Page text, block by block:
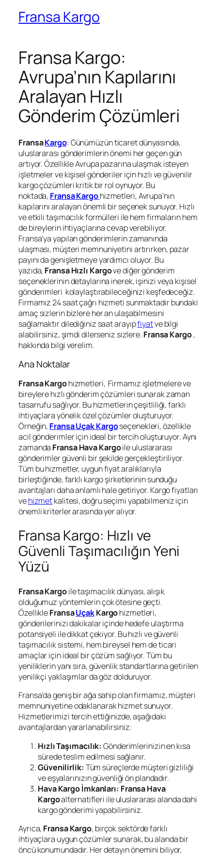
Fransa Kargo
Fransa Kargo:
Avrupa’nın Kapılarını
Aralayan Hızlı
Gönderim Çözümleri
FransaKargo: Günümüzün ticaret dünyasında,
uluslararası gönderimlerin önemi her geçen gün
artıyor. Özellikle Avrupa pazarına ulaşmak isteyen
işletmeler ve kişisel gönderiler için hızlı ve güvenilir
kargo çözümleri kritik bir rol oynuyor. Bu
noktada, Fransa Kargohizmetleri, Avrupa’nın
kapılarını aralayan önemli bir seçenek sunuyor. Hızlı
ve etkili taşımacılık formülleri ile hem firmaların hem
de bireylerin ihtiyaçlarına cevap verebiliyor.
Fransa’ya yapılan gönderimlerin zamanında
ulaşması, müşteri memnuniyetini artırırken, pazar
payını da genişletmeye yardımcı oluyor. Bu
yazıda, Fransa Hızlı Kargove diğer gönderim
seçeneklerinin detaylarına inerek, işinizi veya kişisel
gönderimleri kolaylaştırabileceğinizi keşfedeceğiz.
Firmamız 24 saat çağrı hizmeti sunmaktadır bundaki
amaç sizlerin bizlere her an ulaşabilmesini
sağlamaktır dilediğiniz saat arayıpfiyatve bilgi
alabilirsiniz, şimdi dilerseniz sizlere. Fransa Kargo,
hakkında bilgi verelim.
Ana Noktalar
Fransa Kargohizmetleri, Firmamız işletmelere ve
bireylere hızlı gönderim çözümleri sunarak zaman
tasarrufu sağlıyor. Bu hizmetlerin çeşitliliği, farklı
ihtiyaçlara yönelik özel çözümler oluşturuyor.
Örneğin, Fransa Uçak Kargoseçenekleri, özellikle
acil gönderimler için ideal bir tercih oluşturuyor. Aynı
zamanda Fransa Hava Kargoile uluslararası
gönderimler güvenli bir şekilde gerçekleştiriliyor.
Tüm bu hizmetler, uygun fiyat aralıklarıyla
birleştiğinde, farklı kargo şirketlerinin sunduğu
avantajları daha anlamlı hale getiriyor. Kargo fiyatları
vehizmetkalitesi, doğru seçimi yapabilmeniz için
önemli kriterler arasında yer alıyor.
Fransa Kargo: Hızlı ve
Güvenli Taşımacılığın Yeni
Yüzü
Fransa Kargoile taşımacılık dünyası, alışık
olduğumuz yöntemlerin çok ötesine geçti.
ÖzellikleFransaUçakKargohizmetleri,
gönderilerinizi dakikalar içinde hedefe ulaştırma
potansiyeli ile dikkat çekiyor. Bu hızlı ve güvenli
taşımacılık sistemi, hem bireysel hem de ticari
amaçlar için ideal bir çözüm sağlıyor. Tüm bu
yeniliklerin yanı sıra, güvenlik standartlarına getirilen
yenilikçi yaklaşımlar da göz dolduruyor.
Fransa’da geniş bir ağa sahip olan firmamız, müşteri
memnuniyetine odaklanarak hizmet sunuyor.
Hizmetlerimizi tercih ettiğinizde, aşağıdaki
avantajlardan yararlanabilirsiniz:
Hızlı Taşımacılık: Gönderimlerinizin en kısa
sürede teslim edilmesi sağlanır.
Güvenilirlik: Tüm süreçlerde müşteri gizliliği
ve eşyalarınızın güvenliği ön plandadır.
Hava Kargo İmkanları: Fransa Hava
Kargoalternatifleri ile uluslararası alanda dahi
kargo gönderimi yapabilirsiniz.
Ayrıca, Fransa Kargo, birçok sektörde farklı
ihtiyaçlara uygun çözümler sunarak, bu alanda bir
öncü konumundadır. Her detayın önemini biliyor,